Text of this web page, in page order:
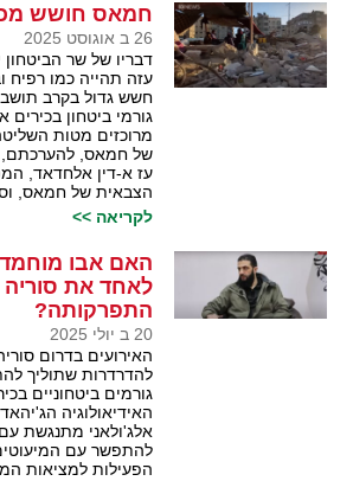
חמאס חושש
26 ב אוגוסט 2025
דבריו של שר
עזה תהייה כמו רפיח
חשש גדול בקרב
גורמי ביטחון בכירים
מרוכזים מטות
של חמאס, להערכתם,
עז א-דין אלחדאד,
הצבאית של חמאס,
לקריאה >>
האם אבו מוחמד
לאחד את סוריה
התפרקותה?
20 ב יולי 2025
האירועים בדרום
להדרדרות שתוליך
גורמים ביטחוניים
האידיאולוגיה
אלג'ולאני מתנגשת
להתפשר עם
הפעילות למציאות